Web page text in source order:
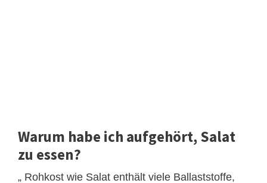
Warum habe ich aufgehört, Salat
zu essen?
„ Rohkost wie Salat enthält viele Ballaststoffe,